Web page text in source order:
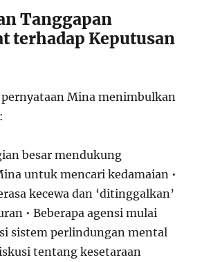
Tanggapan
terhadap Keputusan
Mina menimbulkan
besar mendukung
untuk mencari kedamaian •
kecewa dan ‘ditinggalkan’
• Beberapa agensi mulai
sistem perlindungan mental
tentang kesetaraan